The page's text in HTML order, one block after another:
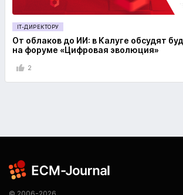
IT-ДИРЕКТОРУ
От облаков до ИИ: в Калуге обсудят
на форуме «Цифровая эволюция»
2